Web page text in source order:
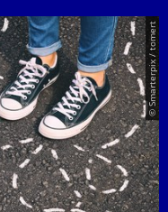
© Smarterpix / tomert